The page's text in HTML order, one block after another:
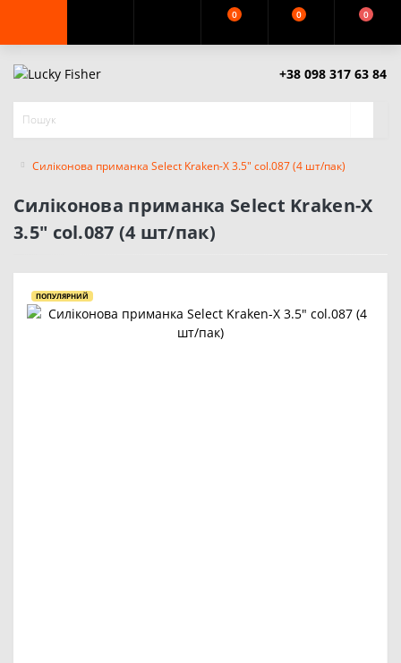
0 0 0
+38 098 317 63 84
Силіконова приманка Select Kraken-X 3.5" col.087 (4 шт/пак)
Силіконова приманка Select Kraken-X
3.5" col.087 (4 шт/пак)
ПОПУЛЯРНИЙ